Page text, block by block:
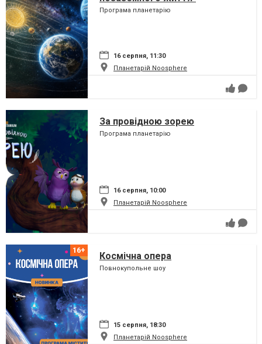
Програма планетарію
16 серпня, 11:30
Планетарій Noosphere
За провідною зорею
Програма планетарію
16 серпня, 10:00
Планетарій Noosphere
Космічна опера
Повнокупольне шоу
15 серпня, 18:30
Планетарій Noosphere